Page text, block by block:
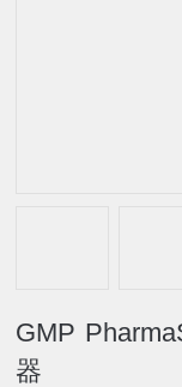
GMP
器